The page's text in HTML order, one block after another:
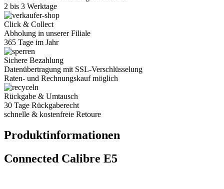
2 bis 3 Werktage
Click & Collect
Abholung in unserer Filiale
365 Tage im Jahr
Sichere Bezahlung
Datenübertragung mit SSL-Verschlüsselung
Raten- und Rechnungskauf möglich
Rückgabe & Umtausch
30 Tage Rückgaberecht
schnelle & kostenfreie Retoure
Produktinformationen
Connected Calibre E5